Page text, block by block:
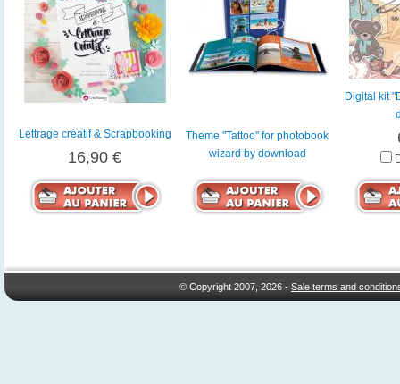
Lettrage créatif & Scrapbooking
16,90 €
Theme "Tattoo" for photobook
wizard by download
Digital kit
© Copyright 2007, 2026 -Sale terms and